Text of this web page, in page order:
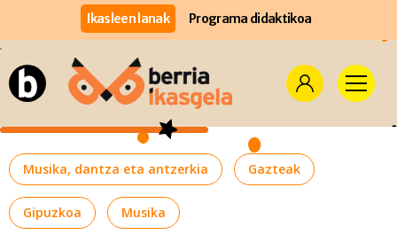
Ikasleen lanak Programa didaktikoa
Musika, dantza eta antzerkia Gazteak
Gipuzkoa Musika